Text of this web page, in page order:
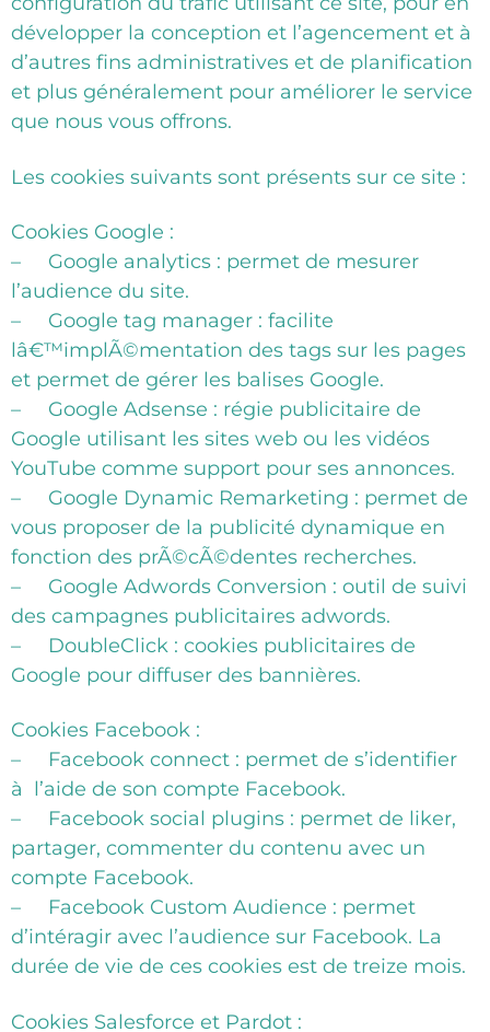
développer la conception et l’agencement et à
d’autres fins administratives et de planification
et plus généralement pour améliorer le service
que nous vous offrons.
Les cookies suivants sont présents sur ce site :
Cookies Google :
– Google analytics : permet de mesurer
l’audience du site.
– Google tag manager : facilite
lâ€™implÃ©mentation des tags sur les pages
et permet de gérer les balises Google.
– Google Adsense : régie publicitaire de
Google utilisant les sites web ou les vidéos
YouTube comme support pour ses annonces.
– Google Dynamic Remarketing : permet de
vous proposer de la publicité dynamique en
fonction des prÃ©cÃ©dentes recherches.
– Google Adwords Conversion : outil de suivi
des campagnes publicitaires adwords.
– DoubleClick : cookies publicitaires de
Google pour diffuser des bannières.
Cookies Facebook :
–
Facebook connect : permet de s’identifier
à l’aide de son compte Facebook.
– Facebook social plugins : permet de liker,
partager, commenter du contenu avec un
compte Facebook.
– Facebook Custom Audience : permet
d’intéragir avec l’audience sur Facebook. La
durée de vie de ces cookies est de treize mois.
Cookies Salesforce et Pardot :